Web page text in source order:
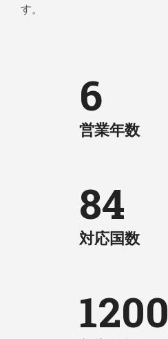
す。
6
営業年数
84
対応国数
1200